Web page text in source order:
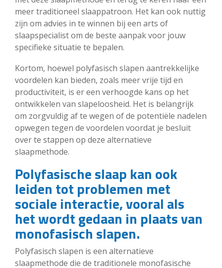
meer traditioneel slaappatroon. Het kan ook nuttig
zijn om advies in te winnen bij een arts of
slaapspecialist om de beste aanpak voor jouw
specifieke situatie te bepalen.
Kortom, hoewel polyfasisch slapen aantrekkelijke
voordelen kan bieden, zoals meer vrije tijd en
productiviteit, is er een verhoogde kans op het
ontwikkelen van slapeloosheid. Het is belangrijk
om zorgvuldig af te wegen of de potentiële nadelen
opwegen tegen de voordelen voordat je besluit
over te stappen op deze alternatieve
slaapmethode.
Polyfasische slaap kan ook
leiden tot problemen met
sociale interactie, vooral als
het wordt gedaan in plaats van
monofasisch slapen.
Polyfasisch slapen is een alternatieve
slaapmethode die de traditionele monofasische